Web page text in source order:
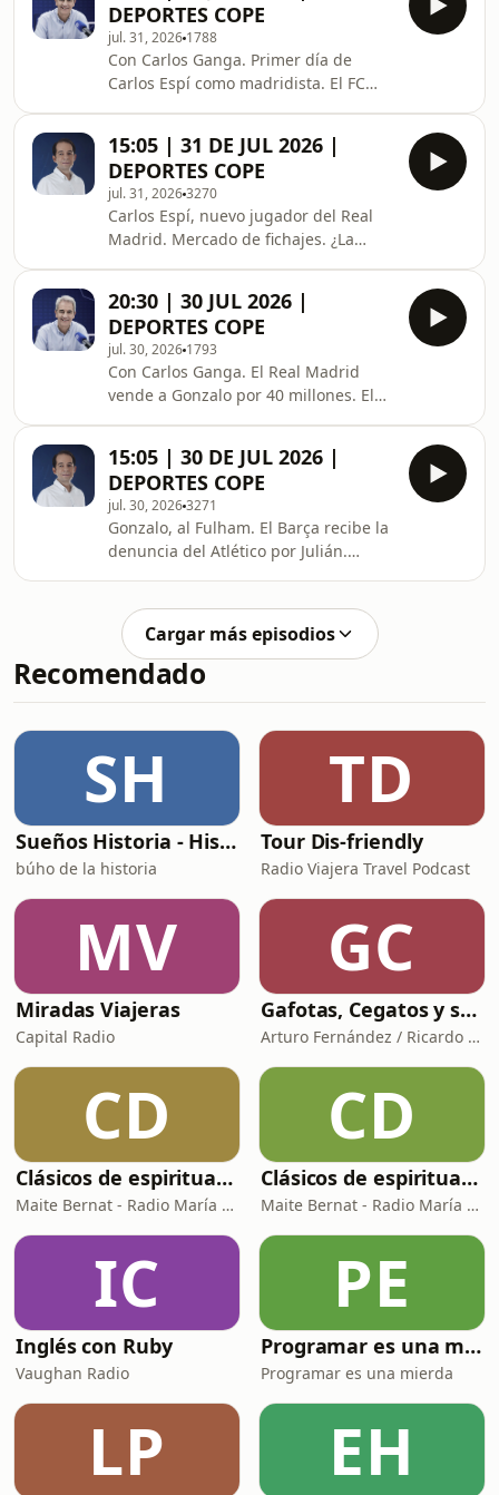
por el estadio. Polideportivo.
DEPORTES COPE
jul. 31, 2026 1788
Con Carlos Ganga. Primer día de
Carlos Espí como madridista. El FC
Álvarez. Mercado del Real Madrid.
Actualidad FC Barcelona. Mercado de
fichajes. Amistosos. Fútbol
internacional. Polideportivo
15:05 | 31 DE JUL 2026 |
DEPORTES COPE
jul. 31, 20263270
Carlos Espí, nuevo jugador del Real
Madrid. Mercado de fichajes. ¿La
Sigue el lío en Vallecas por el estadio.
Polideportivo.
20:30 | 30 JUL 2026 |
DEPORTES COPE
jul. 30, 2026 1793
Con Carlos Ganga. El Real Madrid
vende a Gonzalo por 40 millones. El
Barcelona. Mercado de fichajes.
Amistosos. La UEFA boicotea a la FIFA.
Polideportivo.
15:05 | 30 DE JUL 2026 |
DEPORTES COPE
jul. 30, 20263271
Gonzalo, al Fulham. El Barça recibe la
denuncia del Atlético por Julián.
CAM al estadio. Guerra total FIFA-
UEFA. Polideportivo.
Cargar más episodios
Recomendado
SH
Sueños Historia - Histórico Podcast de historia relajada para dormir
búho de la historia
TD
Tour Dis-friendly
Radio Viajera Travel Podcast
MV
Miradas Viajeras
Capital Radio
GC
Gafotas, Cegatos y sus Aparatos - Podcast
Arturo Fernández / Ricardo Abad
CD
Clásicos de espiritualidad: El arte de aprovechar nuestras faltas
Maite Bernat - Radio María España
CD
Clásicos de espiritualidad: El combate espiritual
Maite Bernat - Radio María ESP
IC
Inglés con Ruby
Vaughan Radio
PE
Programar es una mierda
Programar es una mierda
LP EH